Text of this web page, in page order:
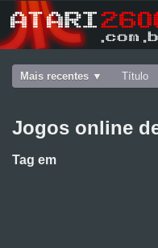
Mais recentes Título
Jogos online
Tag em